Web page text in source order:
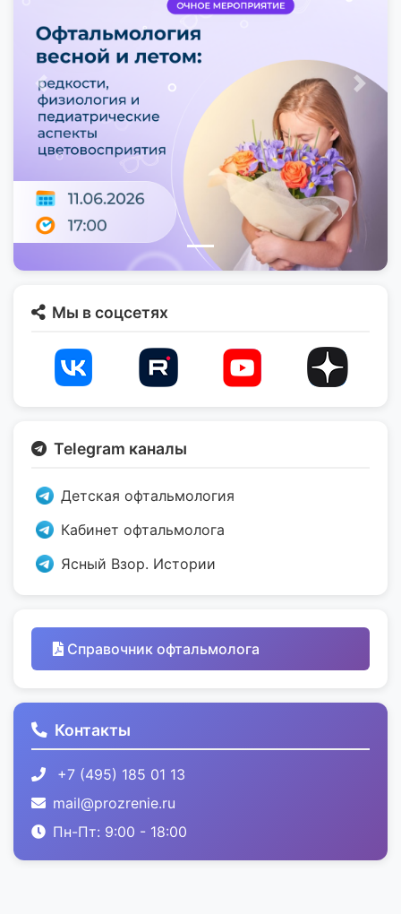
Предыдущий
Мы в соцсетях
Telegram каналы
Детская офтальмология
Кабинет офтальмолога
Ясный Взор. Истории
Справочник офтальмолога
Контакты
+7 (495) 185 01 13
mail@prozrenie.ru
Пн-Пт: 9:00 - 18:00